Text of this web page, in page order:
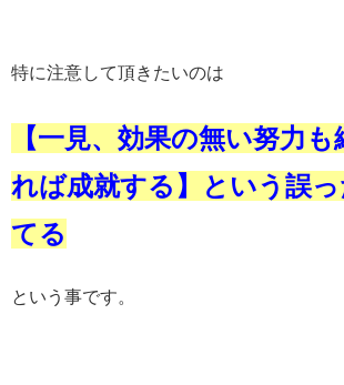
特に注意して頂きたいのは
【一見、効果の無い努力
れば成就する】という誤
てる
という事です。